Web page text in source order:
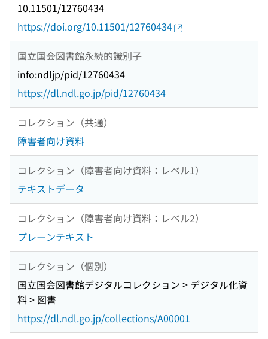
10.11501/12760434
https://doi.org/10.11501/12760434
国立国会図書館永続的識別子
info:ndljp/pid/12760434
https://dl.ndl.go.jp/pid/12760434
コレクション（共通）
障害者向け資料
コレクション（障害者向け資料：レベル1）
テキストデータ
コレクション（障害者向け資料：レベル2）
プレーンテキスト
コレクション（個別）
国立国会図書館デジタルコレクション > デジタル化資
料 > 図書
https://dl.ndl.go.jp/collections/A00001